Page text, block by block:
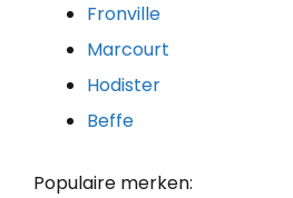
Fronville
Marcourt
Hodister
Beffe
Populaire merken: